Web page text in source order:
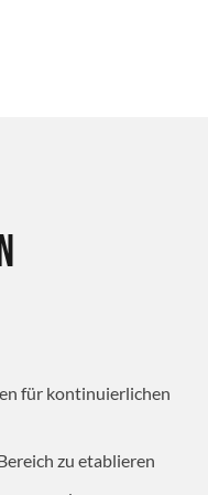
für kontinuierlichen
zu etablieren